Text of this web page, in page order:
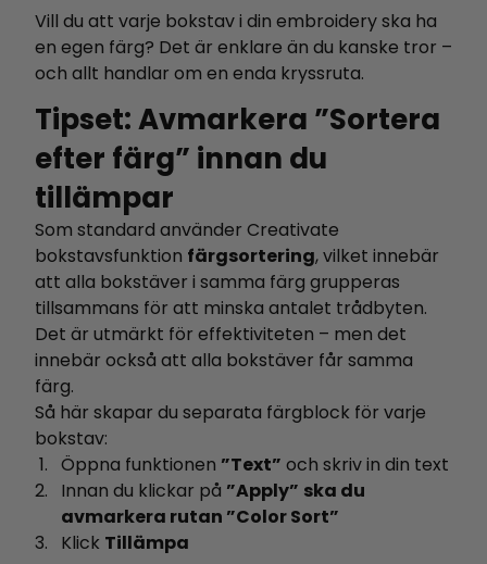
Vill du att varje bokstav i din embroidery ska ha
en egen färg? Det är enklare än du kanske tror –
och allt handlar om en enda kryssruta.
Tipset: Avmarkera ”Sortera
efter färg” innan du
tillämpar
Som standard använder Creativate
bokstavsfunktion färgsortering, vilket innebär
att alla bokstäver i samma färg grupperas
tillsammans för att minska antalet trådbyten.
Det är utmärkt för effektiviteten – men det
innebär också att alla bokstäver får samma
färg.
Så här skapar du separata färgblock för varje
bokstav:
Öppna funktionen ”Text” och skriv in din text
Innan du klickar på ”Apply” ska du
avmarkera rutan ”Color Sort”
Klick Tillämpa